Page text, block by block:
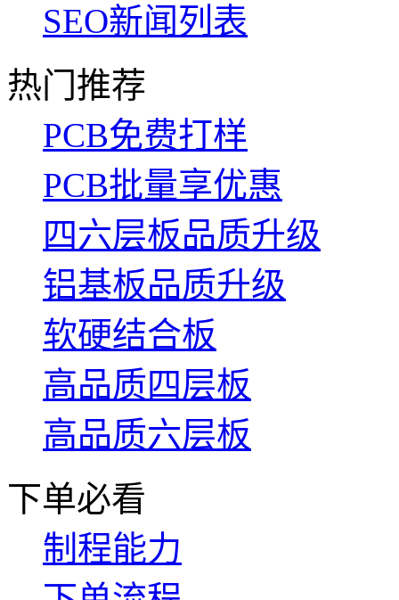
SEO新闻列表
热门推荐
PCB免费打样
PCB批量享优惠
四六层板品质升级
铝基板品质升级
软硬结合板
高品质四层板
高品质六层板
下单必看
制程能力